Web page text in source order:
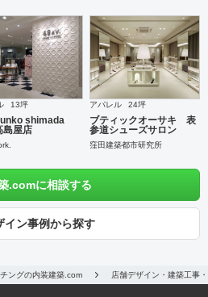
13坪
shimada
島屋店
アパレル 24坪
ブティックオーサキ 表
参道シューズサロン
窪田建築都市研究所
.comに相談する
イン事例から探す
ングの内装建築.com 店舗デザイン・建築工事